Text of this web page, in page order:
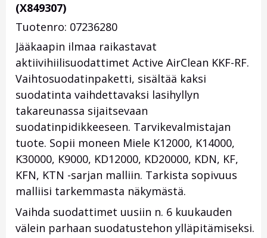
(X849307)
Tuotenro: 07236280
Jääkaapin ilmaa raikastavat
aktiivihiilisuodattimet Active AirClean KKF-RF.
Vaihtosuodatinpaketti, sisältää kaksi
suodatinta vaihdettavaksi lasihyllyn
takareunassa sijaitsevaan
suodatinpidikkeeseen. Tarvikevalmistajan
tuote. Sopii moneen Miele K12000, K14000,
K30000, K9000, KD12000, KD20000, KDN, KF,
KFN, KTN -sarjan malliin. Tarkista sopivuus
malliisi tarkemmasta näkymästä.
Vaihda suodattimet uusiin n. 6 kuukauden
välein parhaan suodatustehon ylläpitämiseksi.